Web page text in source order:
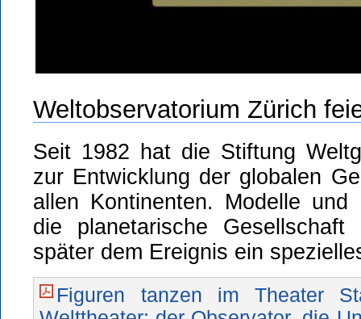
Weltobservatorium Zürich
Seit 1982 hat die Stiftung
zur Entwicklung der globalen
allen Kontinenten. Modelle
die planetarische
später dem Ereignis ein
Figuren tanzen im Theater